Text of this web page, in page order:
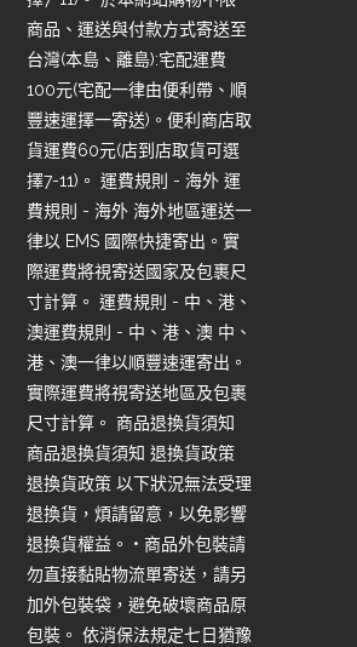
商品、運送與付款方式寄送至
台灣(本島、離島):宅配運費
100元(宅配一律由便利帶、順
豐速運擇一寄送)。便利商店取
貨運費60元(店到店取貨可選
擇7-11)。 運費規則 - 海外 運
費規則 - 海外 海外地區運送一
律以 EMS 國際快捷寄出。實
際運費將視寄送國家及包裹尺
寸計算。 運費規則 - 中、港、
澳運費規則 - 中、港、澳 中、
港、澳一律以順豐速運寄出。
實際運費將視寄送地區及包裹
尺寸計算。 商品退換貨須知
商品退換貨須知 退換貨政策
退換貨政策 以下狀況無法受理
退換貨，煩請留意，以免影響
退換貨權益。 • 商品外包裝請
勿直接黏貼物流單寄送，請另
加外包裝袋，避免破壞商品原
包裝。 依消保法規定七日猶豫